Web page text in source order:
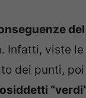
Infatti, viste
dei punti, poi